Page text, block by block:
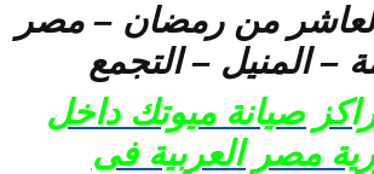
من رمضان – مصر
– المنيل – التجمع
صيانة ميوتك داخل
مصر العربية فى